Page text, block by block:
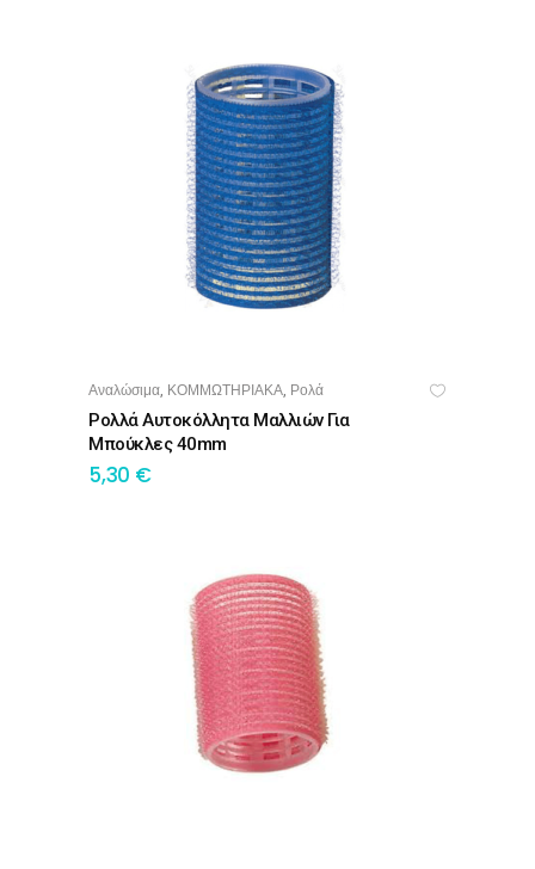
ΠΡΟΣΘΉΚΗ ΣΤΟ ΚΑΛΆΘΙ
Αναλώσιμα, ΚΟΜΜΩΤΗΡΙΑΚΑ, Ρολά
Ρολλά Αυτοκόλλητα Μαλλιών Για
Μπούκλες 40mm
5,30 €